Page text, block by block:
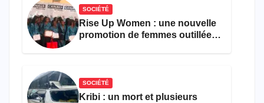
SOCIÉTÉ
Rise Up Women : une nouvelle
promotion de femmes outillées
SOCIÉTÉ
Kribi : un mort et plusieurs